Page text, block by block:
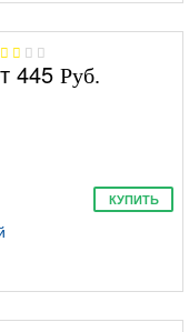
445 Руб.
КУПИТЬ